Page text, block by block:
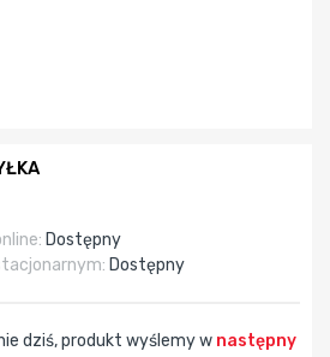
Dostępny
Dostępny
dziś, produkt wyślemy w następny